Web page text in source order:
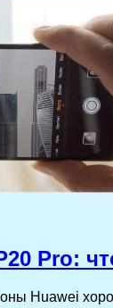
Pro:
Huawei